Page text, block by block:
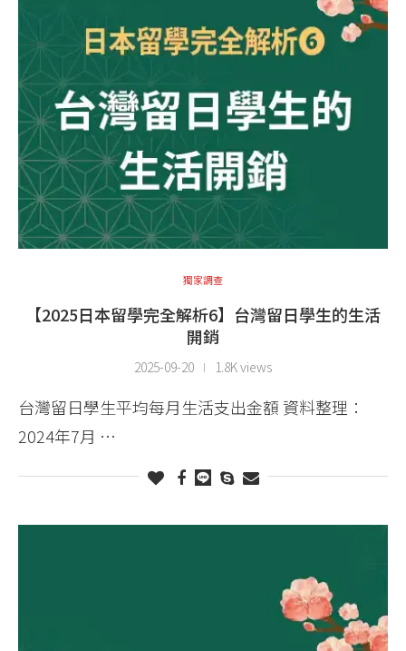
獨家調查
【2025日本留學完全解析6】台灣留日學生的生活
開銷
2025-09-20 1.8K views
台灣留日學生平均每月生活支出金額 資料整理：
2024年7月 …